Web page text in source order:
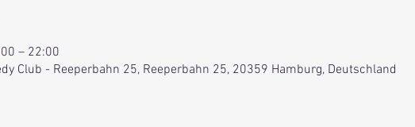
– 22:00
Club - Reeperbahn 25, Reeperbahn 25, 20359 Hamburg, Deutschland